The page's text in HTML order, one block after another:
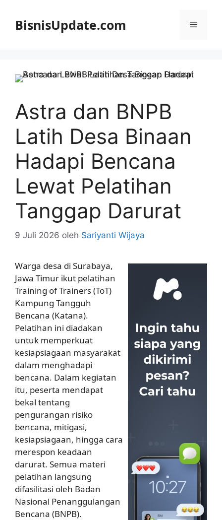
BisnisUpdate.com Menu
Astra dan BNPB
Latih Desa Binaan
Hadapi Bencana
Lewat Pelatihan
Tanggap Darurat
9 Juli 2026 oleh Sariyanti Wijaya
Warga desa di Surabaya,
Jawa Timur ikut pelatihan
Training of Trainers (ToT)
Kampung Tangguh
Bencana (Katana).
Pelatihan ini diadakan
untuk memperkuat
kesiapsiagaan masyarakat
dalam menghadapi
bencana. Dalam kegiatan
itu, peserta mendapat
bekal tentang
pengurangan risiko
bencana, mitigasi,
kesiapsiagaan, hingga cara
merespon keadaan
darurat. Semua materi
pelatihan langsung
difasilitasi oleh Badan
Nasional Penanggulangan
Bencana (BNPB).